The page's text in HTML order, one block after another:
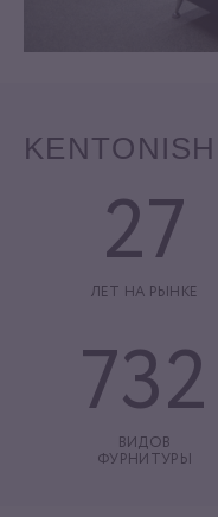
KENTONISH
27
ЛЕТ НА РЫНКЕ
732
ВИДОВ
ФУРНИТУРЫ